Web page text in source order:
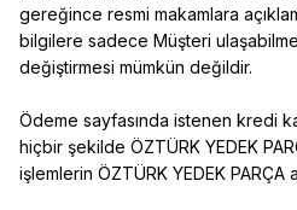
gereğince resmi makamlara
bilgilere sadece Müşteri
değiştirmesi mümkün değildir.
Ödeme sayfasında istenen kredi
hiçbir şekilde ÖZTÜRK YEDEK
işlemlerin ÖZTÜRK YEDEK